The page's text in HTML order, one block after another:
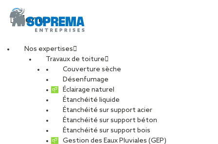
Menu
Nos expertises
Travaux de toiture
Couverture sèche
Désenfumage
Éclairage naturel
Étanchéité liquide
Étanchéité sur support acier
Étanchéité sur support béton
Étanchéité sur support bois
Gestion des Eaux Pluviales (GEP)
20221006_013058
PARTAGER